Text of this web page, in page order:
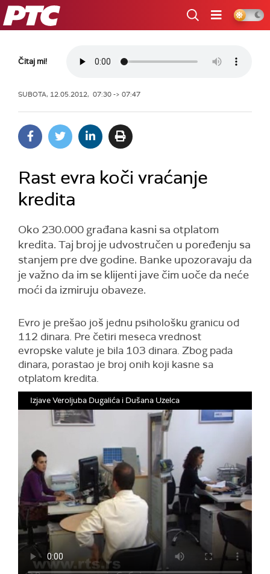
RTS
Čitaj mi!
SUBOTA, 12.05.2012, 07:30 -> 07:47
Rast evra koči vraćanje
kredita
Oko 230.000 građana kasni sa otplatom
kredita. Taj broj je udvostručen u poređenju sa
stanjem pre dve godine. Banke upozoravaju da
je važno da im se klijenti jave čim uoče da neće
moći da izmiruju obaveze.
Evro je prešao još jednu psihološku granicu od
112 dinara. Pre četiri meseca vrednost
evropske valute je bila 103 dinara. Zbog pada
dinara, porastao je broj onih koji kasne sa
otplatom kredita.
Izjave Veroljuba Dugalića i Dušana Uzelca